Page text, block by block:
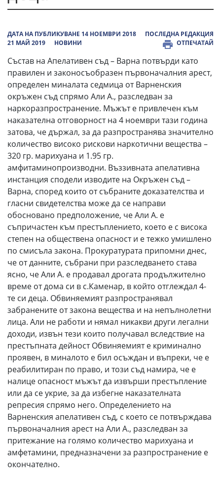
ДАТА НА ПУБЛИКУВАНЕ 14 НОЕМВРИ 2018
ПОСЛЕДНА РЕДАКЦИЯ
21 МАЙ 2019
НОВИНИ ОТПЕЧАТАЙ
Състав на Апелативен съд – Варна потвърди като
правилен и законосъобразен първоначалния арест,
определен миналата седмица от Варненския
окръжен съд спрямо Али А., разследван за
наркоразпространение. Мъжът е привлечен към
наказателна отговорност на 4 ноември тази година
затова, че държал, за да разпространява значително
количество високо рискови наркотични вещества –
320 гр. марихуана и 1.95 гр.
амфитаминопроизводни. Въззивната апелативна
инстанция сподели изводите на Окръжен съд –
Варна, според които от събраните доказателства и
гласни свидетелства може да се направи
обосновано предположение, че Али А. е
съпричастен към престъплението, което е с висока
степен на обществена опасност и е тежко умишлено
по смисъла закона. Прокуратурата припомни днес,
че от данните, събрани при разследването става
ясно, че Али А. е продавал дрогата продължително
време от дома си в с.Каменар, в който отглеждал 4-
те си деца. Обвиняемият разпространявал
забранените от закона вещества и на непълнолетни
лица. Али не работи и нямал никакви други легални
доходи, извън тези които получавал вследствие на
престъпната дейност Обвиняемият е криминално
проявен, в миналото е бил осъждан и въпреки, че е
реабилитиран по право, и този съд намира, че е
налице опасност мъжът да извърши престъпление
или да се укрие, за да избегне наказателната
репресия спрямо него. Определението на
Варненския апелативен съд, с което се потвърждава
първоначалния арест на Али А., разследван за
притежание на голямо количество марихуана и
амфетамини, предназначени за разпространение е
окончателно.